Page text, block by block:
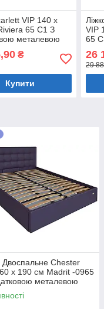
VIP 140 х
65 С1 З
металевою
рамою
₴
Купити
VIP
65
26
29
Двоспальне Chester
х 190 см Madrit -0965
металевою
рамою